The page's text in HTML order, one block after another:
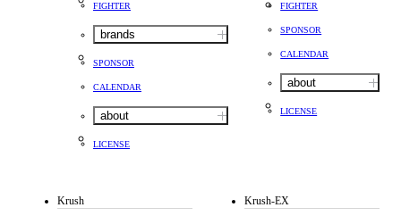
FIGHTER
brands
SPONSOR
CALENDAR
about
LICENSE
FIGHTER
SPONSOR
CALENDAR
about
LICENSE
Krush Krush-EX